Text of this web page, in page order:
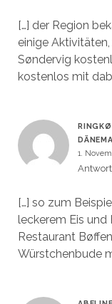
[…] der Region
einige
Søndervig
kostenlos mit
1.
[…] so zum
leckerem Eis und
Restaurant
Würstchenbude